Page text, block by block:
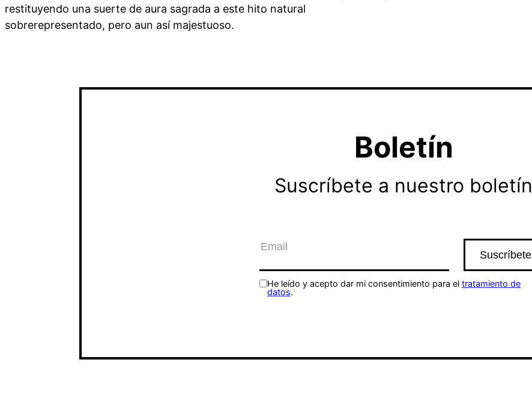
restituyendo una suerte de aura sagrada a este hito natural
sobrerepresentado, pero aun así majestuoso.
Boletín
Suscríbete a nuestro boletín
He leído y acepto dar mi consentimiento para el tratamiento de
datos.